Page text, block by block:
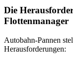
Die
Flottenmanager
Autobahn-Pannen
Herausforderungen: